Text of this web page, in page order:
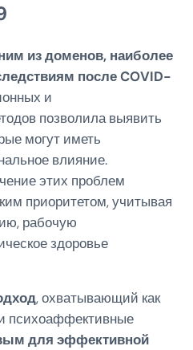
из доменов, наиболее
после COVID-
и
позволила выявить
могут иметь
влияние.
этих проблем
приоритетом, учитывая
рабочую
здоровье
, охватывающий как
психоаффективные
для эффективной